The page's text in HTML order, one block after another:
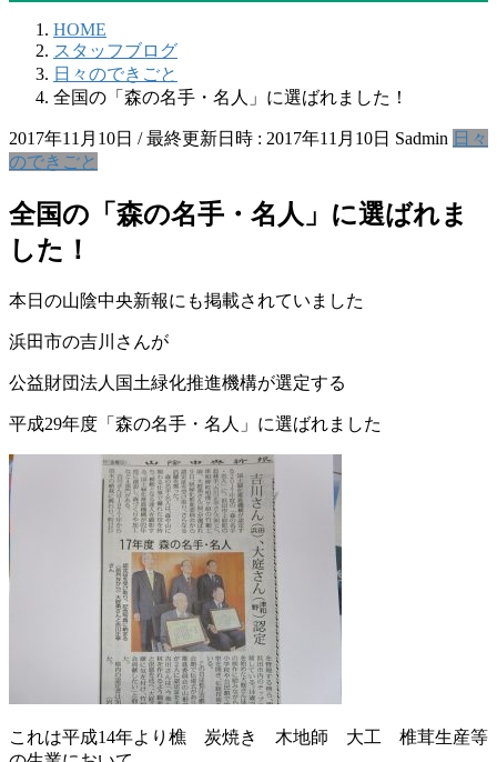
HOME
スタッフブログ
日々のできごと
全国の「森の名手・名人」に選ばれました！
2017年11月10日 / 最終更新日時 : 2017年11月10日 Sadmin 日々
のできごと
全国の「森の名手・名人」に選ばれま
した！
本日の山陰中央新報にも掲載されていました
浜田市の吉川さんが
公益財団法人国土緑化推進機構が選定する
平成29年度「森の名手・名人」に選ばれました
これは平成14年より樵 炭焼き 木地師 大工 椎茸生産等